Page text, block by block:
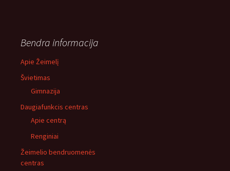
Bendra informacija
Apie Žeimelį
Švietimas
Gimnazija
Daugiafunkcis centras
Apie centrą
Renginiai
Žeimelio bendruomenės
centras